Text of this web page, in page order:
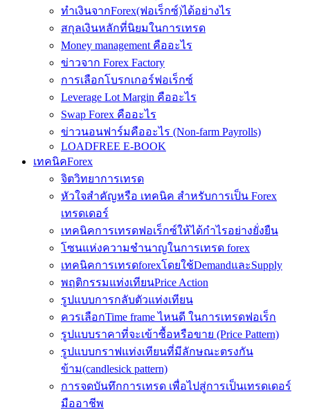
ทำเงินจากForex(ฟอเร็กซ์)ได้อย่างไร
สกุลเงินหลักที่นิยมในการเทรด
Money management คืออะไร
ข่าวจาก Forex Factory
การเลือกโบรกเกอร์ฟอเร็กซ์
Leverage Lot Margin คืออะไร
Swap Forex คืออะไร
ข่าวนอนฟาร์มคืออะไร (Non-farm Payrolls)
LOADFREE E-BOOK
เทคนิคForex
จิตวิทยาการเทรด
หัวใจสำคัญหรือ เทคนิค สำหรับการเป็น Forex
เทรดเดอร์
เทคนิคการเทรดฟอเร็กซ์ให้ได้กำไรอย่างยั่งยืน
โซนแห่งความชำนาญในการเทรด forex
เทคนิคการเทรดforexโดยใช้DemandและSupply
พฤติกรรมแท่งเทียนPrice Action
รูปแบบการกลับตัวแท่งเทียน
ควรเลือกTime frame ไหนดี ในการเทรดฟอเร็ก
รูปแบบราคาที่จะเข้าซื้อหรือขาย (Price Pattern)
รูปแบบกราฟแท่งเทียนที่มีลักษณะตรงกัน
ข้าม(candlesick pattern)
การจดบันทึกการเทรด เพื่อไปสู่การเป็นเทรดเดอร์
มืออาชีพ